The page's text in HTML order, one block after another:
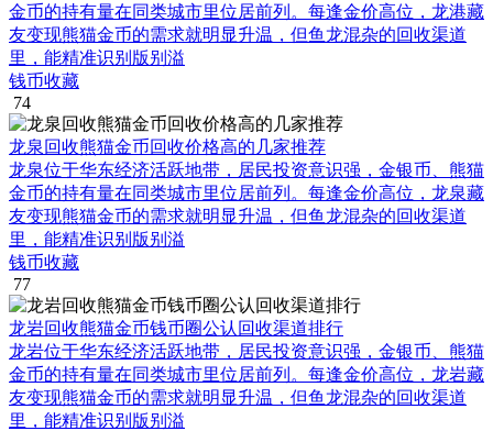
金币的持有量在同类城市里位居前列。每逢金价高位，龙港藏
友变现熊猫金币的需求就明显升温，但鱼龙混杂的回收渠道
里，能精准识别版别溢
钱币收藏
74
龙泉回收熊猫金币回收价格高的几家推荐
龙泉位于华东经济活跃地带，居民投资意识强，金银币、熊猫
金币的持有量在同类城市里位居前列。每逢金价高位，龙泉藏
友变现熊猫金币的需求就明显升温，但鱼龙混杂的回收渠道
里，能精准识别版别溢
钱币收藏
77
龙岩回收熊猫金币钱币圈公认回收渠道排行
龙岩位于华东经济活跃地带，居民投资意识强，金银币、熊猫
金币的持有量在同类城市里位居前列。每逢金价高位，龙岩藏
友变现熊猫金币的需求就明显升温，但鱼龙混杂的回收渠道
里，能精准识别版别溢